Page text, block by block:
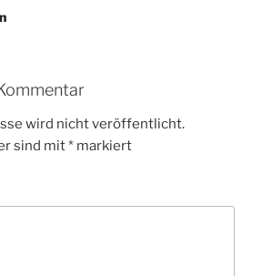
wird nicht veröffentlicht.
sind mit* markiert